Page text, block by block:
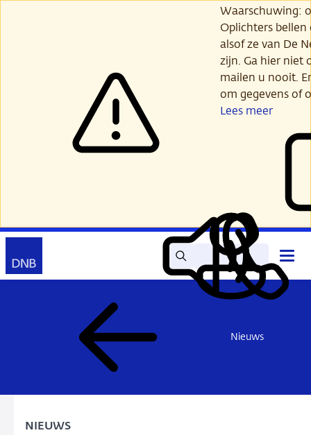
Waarschuwing:
Oplichters
alsof ze van De
zijn. Ga hier niet
mailen u nooit.
om gegevens of
Lees meer
Zoek Lees
voor
Mijn
DNB
Contact
Nieuws
NIEUWS